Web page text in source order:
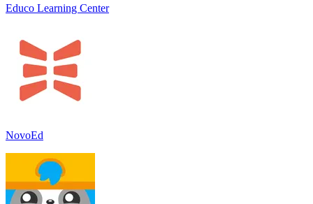
Educo Learning Center
NovoEd